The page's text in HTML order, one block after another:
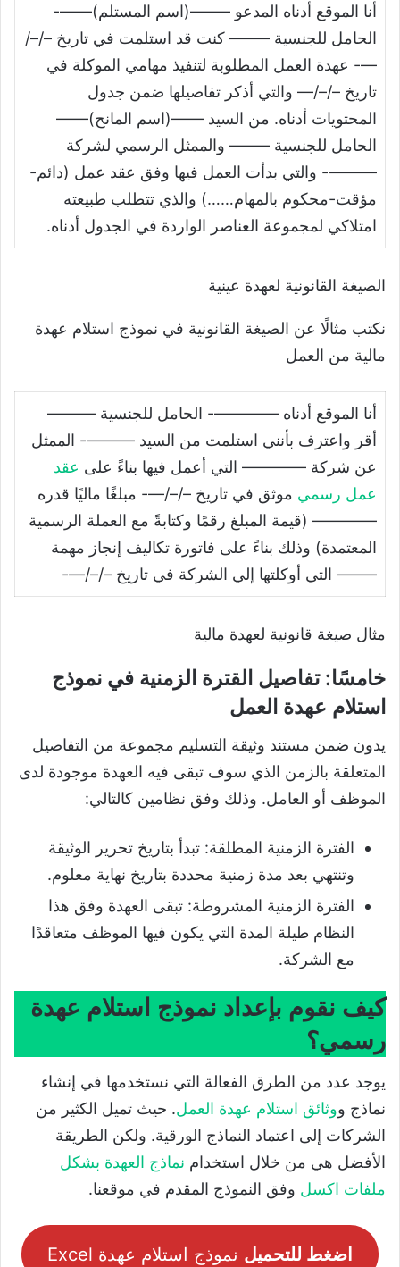
أنا الموقع أدناه المدعو ——–(اسم المستلم)——-
الحامل للجنسية ——– كنت قد استلمت في تاريخ –/–/
—- عهدة العمل المطلوبة لتنفيذ مهامي الموكلة في
تاريخ –/–/— والتي أذكر تفاصيلها ضمن جدول
المحتويات أدناه. من السيد ——(اسم المانح)——
الحامل للجنسية ——– والممثل الرسمي لشركة
———- والتي بدأت العمل فيها وفق عقد عمل (دائم-
مؤقت-محكوم بالمهام……) والذي تتطلب طبيعته
امتلاكي لمجموعة العناصر الواردة في الجدول أدناه.
الصيغة القانونية لعهدة عينية
نكتب مثالًا عن الصيغة القانونية في نموذج استلام عهدة
مالية من العمل
أنا الموقع أدناه ————- الحامل للجنسية ———
أقر واعترف بأنني استلمت من السيد ———- الممثل
عن شركة ———— التي أعمل فيها بناءً على عقد
عمل رسمي موثق في تاريخ –/–/—- مبلغًا ماليًا قدره
———— (قيمة المبلغ رقمًا وكتابةً مع العملة الرسمية
المعتمدة) وذلك بناءً على فاتورة تكاليف إنجاز مهمة
——– التي أوكلتها إلي الشركة في تاريخ –/–/—-
مثال صيغة قانونية لعهدة مالية
خامسًا: تفاصيل القترة الزمنية في نموذج
استلام عهدة العمل
يدون ضمن مستند وثيقة التسليم مجموعة من التفاصيل
المتعلقة بالزمن الذي سوف تبقى فيه العهدة موجودة لدى
الموظف أو العامل. وذلك وفق نظامين كالتالي:
الفترة الزمنية المطلقة: تبدأ بتاريخ تحرير الوثيقة
وتنتهي بعد مدة زمنية محددة بتاريخ نهاية معلوم.
الفترة الزمنية المشروطة: تبقى العهدة وفق هذا
النظام طيلة المدة التي يكون فيها الموظف متعاقدًا
مع الشركة.
كيف نقوم بإعداد نموذج استلام عهدة
رسمي؟
يوجد عدد من الطرق الفعالة التي نستخدمها في إنشاء
نماذج ووثائق استلام عهدة العمل. حيث تميل الكثير من
الشركات إلى اعتماد النماذج الورقية. ولكن الطريقة
الأفضل هي من خلال استخدام نماذج العهدة بشكل
ملفات اكسل وفق النموذج المقدم في موقعنا.
اضغط للتحميل نموذج استلام عهدة Excel